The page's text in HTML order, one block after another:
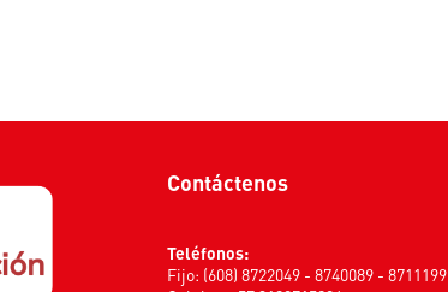
Contáctenos
Teléfonos:
Fijo: (608) 8722049 - 8740089 - 8711199